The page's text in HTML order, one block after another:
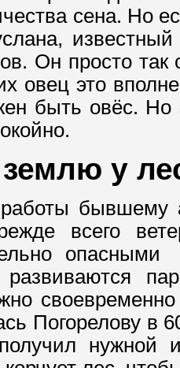
сена. Но
известный
Он просто
овец это
быть овёс.
у
бывшему
всего
Погорелову в
нужной